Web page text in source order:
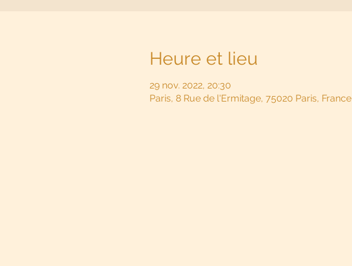
Heure et lieu
29 nov. 2022, 20:30
Paris, 8 Rue de l'Ermitage, 75020 Paris, France